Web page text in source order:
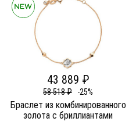
43 889 ₽
58 518 ₽ -25%
Браслет из комбинированного
золота c бриллиантами